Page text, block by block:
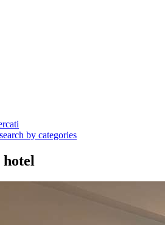
by categories